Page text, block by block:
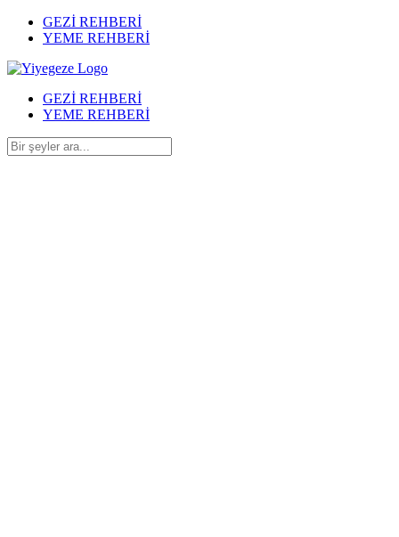
GEZİ REHBERİ
YEME REHBERİ
GEZİ REHBERİ
YEME REHBERİ